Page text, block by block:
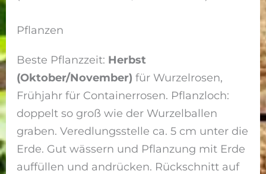
Pflanzen
Beste Pflanzzeit: Herbst
(Oktober/November) für Wurzelrosen,
Frühjahr für Containerrosen. Pflanzloch:
doppelt so groß wie der Wurzelballen
graben. Veredlungsstelle ca. 5 cm unter die
Erde. Gut wässern und Pflanzung mit Erde
auffüllen und andrücken. Rückschnitt auf